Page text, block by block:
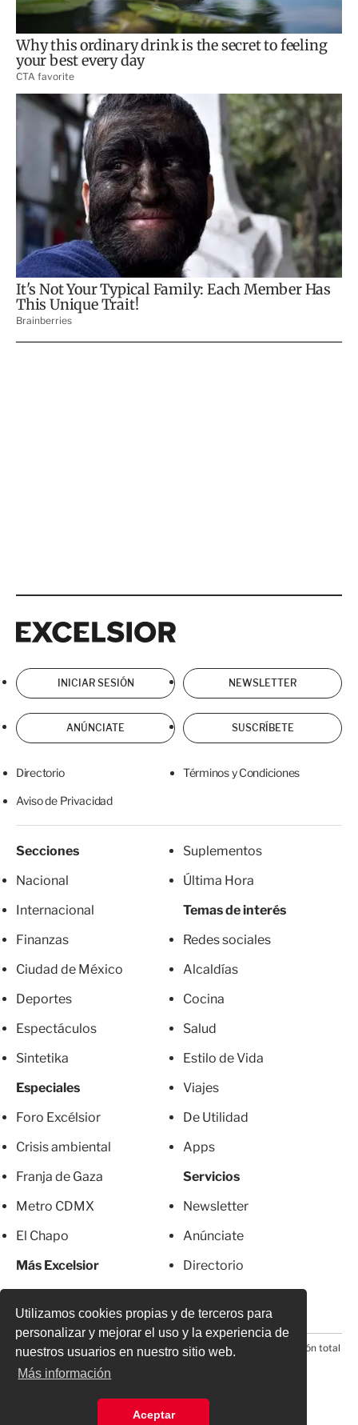
Utilizamos cookies propias y de terceros para
personalizar y mejorar el uso y la experiencia de
nuestros usuarios en nuestro sitio web.
Más información
Aceptar
INICIAR SESIÓN NEWSLETTER
ANÚNCIATE SUSCRÍBETE
Directorio Términos y Condiciones
Aviso de Privacidad
Secciones
Nacional
Internacional
Finanzas
Ciudad de México
Deportes
Espectáculos
Sintetika
Especiales
Foro Excélsior
Crisis ambiental
Franja de Gaza
Metro CDMX
El Chapo
Más Excelsior
Suplementos
Última Hora
Temas de interés
Redes sociales
Alcaldías
Cocina
Salud
Estilo de Vida
Viajes
De Utilidad
Apps
Servicios
Newsletter
Anúnciate
Directorio
© 2026 Todos los derechos reservados. Prohibida la reproducción total
o parcial, incluyendo cualquier medio electrónico*